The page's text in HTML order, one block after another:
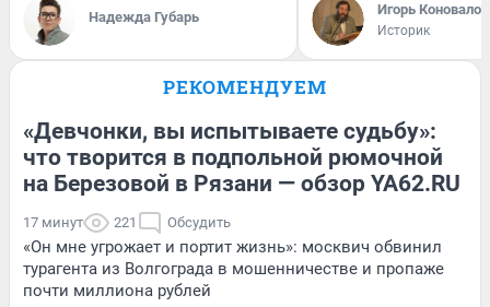
Надежда Губарь Игорь Коновалов
Историк
РЕКОМЕНДУЕМ
«Девчонки, вы испытываете судьбу»:
что творится в подпольной рюмочной
на Березовой в Рязани — обзор YA62.RU
17 минут 221 Обсудить
«Он мне угрожает и портит жизнь»: москвич обвинил
турагента из Волгограда в мошенничестве и пропаже
почти миллиона рублей